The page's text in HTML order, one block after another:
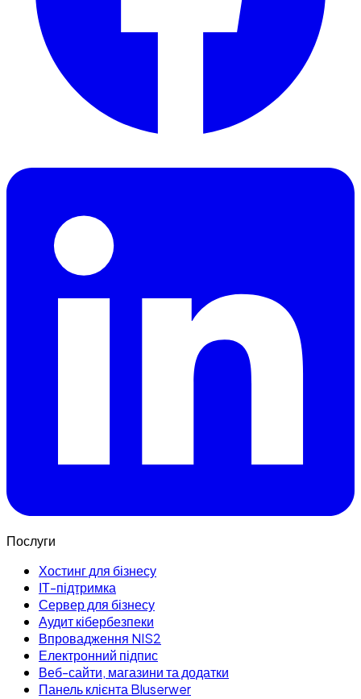
Послуги
Хостинг для бізнесу
ІТ-підтримка
Сервер для бізнесу
Аудит кібербезпеки
Впровадження NIS2
Електронний підпис
Веб-сайти, магазини та додатки
Панель клієнта Bluserwer